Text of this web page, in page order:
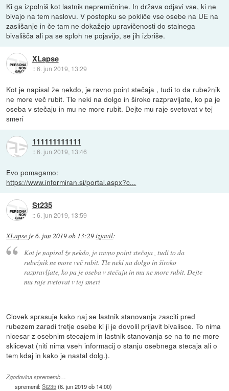
Ki ga izpolniš kot lastnik nepremičnine. In država odjavi vse, ki ne
bivajo na tem naslovu. V postopku se pokliče vse osebe na UE na
zaslišanje in če tam ne dokažejo upravičenosti do stalnega
bivališča ali pa se sploh ne pojavijo, se jih izbriše.
XLapse
::6. jun 2019, 13:29
Kot je napisal že nekdo, je ravno point stečaja , tudi to da rubežnik
ne more več rubit. Tle neki na dolgo in široko razpravljate, ko pa je
oseba v stečaju in mu ne more rubit. Dejte mu raje svetovat v tej
smeri
111111111111
::6. jun 2019, 13:46
Evo pomagamo:
https://www.informiran.si/portal.aspx?c...
St235
::6. jun 2019, 13:59
XLapse je6. jun 2019 ob 13:29izjavil:
Kot je napisal že nekdo, je ravno point stečaja , tudi to da
rubežnik ne more več rubit. Tle neki na dolgo in široko
razpravljate, ko pa je oseba v stečaju in mu ne more rubit. Dejte
mu raje svetovat v tej smeri
Clovek sprasuje kako naj se lastnik stanovanja zasciti pred
rubezem zaradi tretje osebe ki ji je dovolil prijavit bivalisce. To nima
nicesar z osebnim stecajem in lastnik stanovanja se na to ne more
sklicevat (niti nima vseh informacij o stanju osebnega stecaja ali o
tem kdaj in kako je nastal dolg.).
Zgodovina sprememb…
spremenil:St235(6. jun 2019 ob 14:00)